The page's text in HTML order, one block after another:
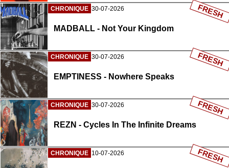
CHRONIQUE 30-07-2026
MADBALL - Not Your Kingdom
FRESH
CHRONIQUE 30-07-2026
EMPTINESS - Nowhere Speaks
FRESH
CHRONIQUE 30-07-2026
REZN - Cycles In The Infinite Dreams
FRESH
CHRONIQUE 10-07-2026 FRESH